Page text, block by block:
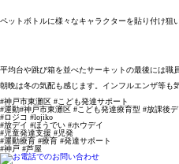
ペットボトルに様々なキャラクターを貼り付け狙
平均台や跳び箱を並べたサーキットの最後には職
朝晩は冬の気配も感じます。インフルエンザ等も
#神戸市東灘区 #こども発達サポート
#運動#神戸市東灘区 #こども発達療育型 #放課後
#ロジコ #lojiko
#放デイ #ほうでい #ホウデイ
#児童発達支援 #児発
#運動療育 #療育 #発達サポート
#神戸 #芦屋